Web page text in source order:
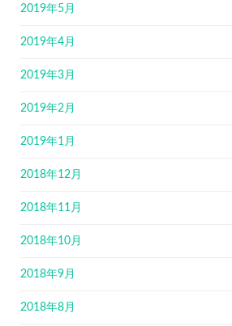
2019年5月
2019年4月
2019年3月
2019年2月
2019年1月
2018年12月
2018年11月
2018年10月
2018年9月
2018年8月